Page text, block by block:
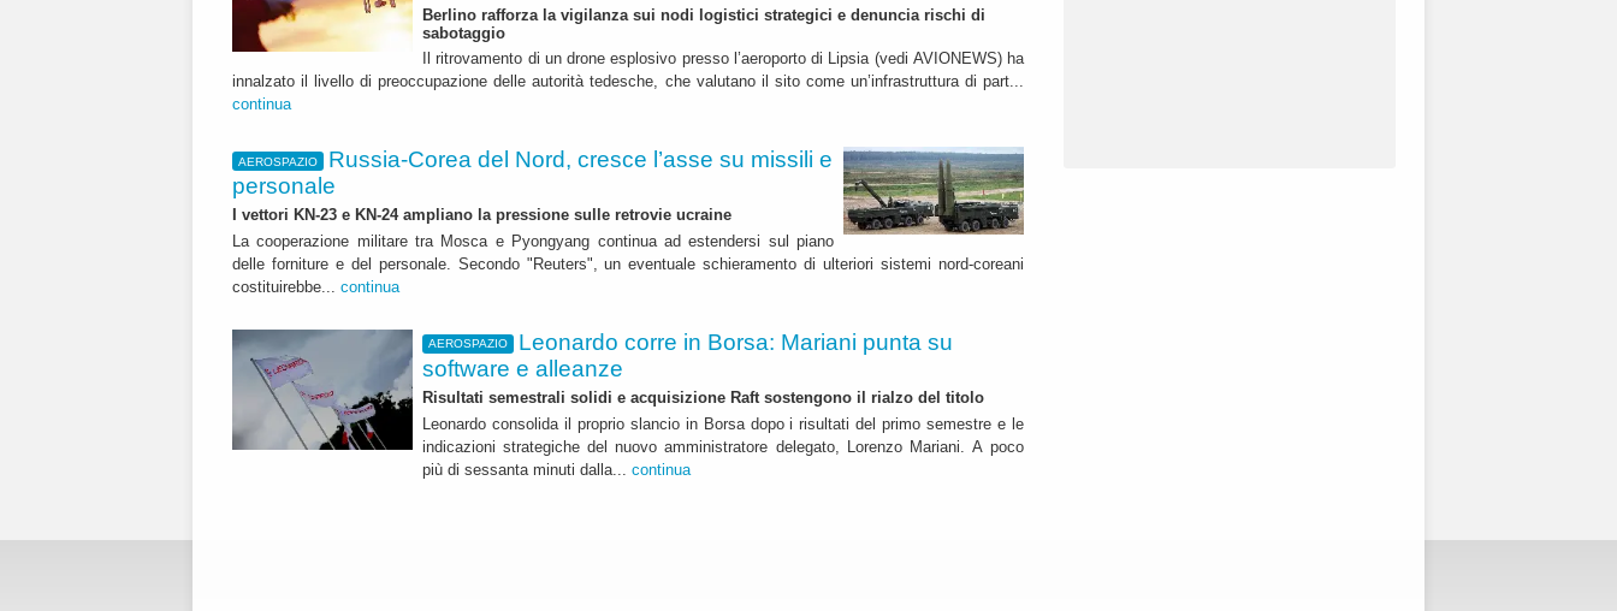
Berlino rafforza la vigilanza sui nodi logistici strategici e denuncia rischi di
sabotaggio
Il ritrovamento di un drone esplosivo presso l’aeroporto di Lipsia (vedi AVIONEWS) ha
innalzato il livello di preoccupazione delle autorità tedesche, che valutano il sito come un’infrastruttura di part...
continua
AEROSPAZIO
Russia-Corea del Nord, cresce l’asse su missili e
personale
I vettori KN-23 e KN-24 ampliano la pressione sulle retrovie ucraine
La cooperazione militare tra Mosca e Pyongyang continua ad estendersi sul piano
delle forniture e del personale. Secondo "Reuters", un eventuale schieramento di ulteriori sistemi nord-coreani
costituirebbe... continua
AEROSPAZIO
Leonardo corre in Borsa: Mariani punta su
software e alleanze
Risultati semestrali solidi e acquisizione Raft sostengono il rialzo del titolo
Leonardo consolida il proprio slancio in Borsa dopo i risultati del primo semestre e le
indicazioni strategiche del nuovo amministratore delegato, Lorenzo Mariani. A poco
più di sessanta minuti dalla... continua